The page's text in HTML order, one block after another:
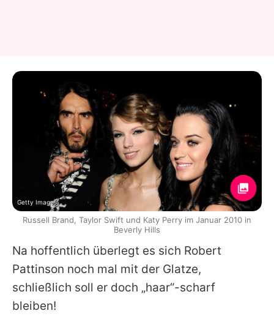
Na hoffentlich überlegt es sich Robert
Pattinson noch mal mit der Glatze,
schließlich soll er doch „haar“-scharf
bleiben!
Getty Images
Russell Brand, Taylor Swift und Katy Perry im Januar 2010 in
Beverly Hills